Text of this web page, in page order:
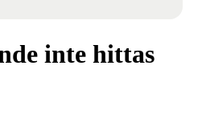
inte hittas